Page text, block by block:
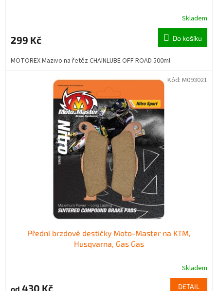
Skladem
299 Kč Do košíku
MOTOREX Mazivo na řetěz CHAINLUBE OFF ROAD 500ml
Přední brzdové destičky Moto-Master na KTM,
Husqvarna, Gas Gas
Skladem
od 430 Kč DETAIL
Kód: M093021